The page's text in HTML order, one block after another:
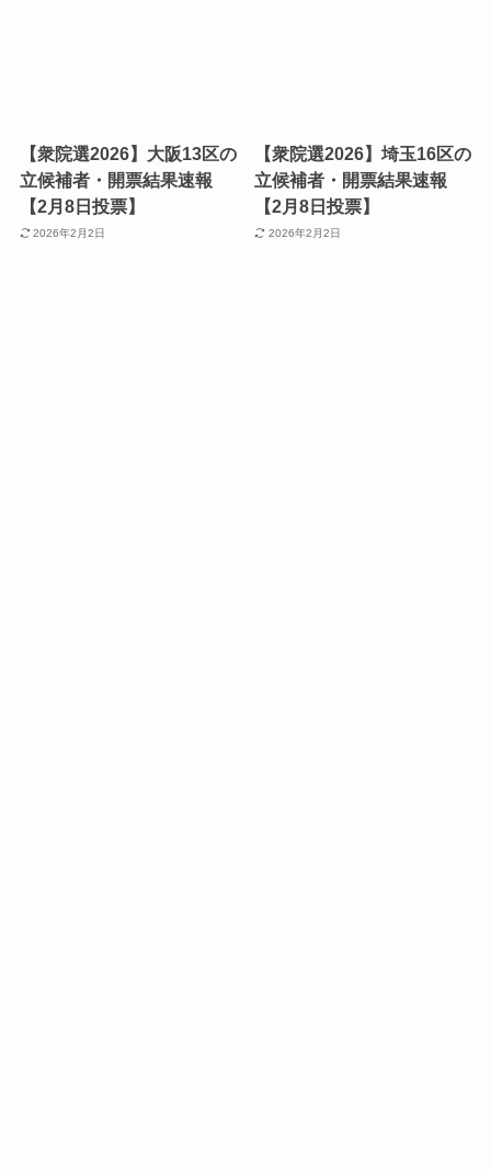
【衆院選2026】大阪13区の
立候補者・開票結果速報
【2月8日投票】
2026年2月2日
【衆院選2026】埼玉16区の
立候補者・開票結果速報
【2月8日投票】
2026年2月2日